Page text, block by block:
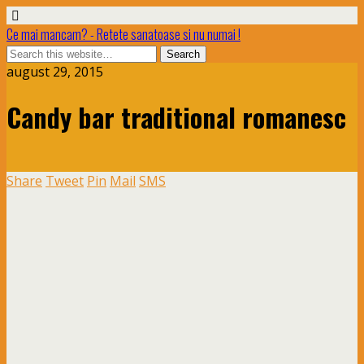
Ce mai mancam? - Retete sanatoase si nu numai !
august 29, 2015
Candy bar traditional romanesc
Share Tweet Pin Mail SMS